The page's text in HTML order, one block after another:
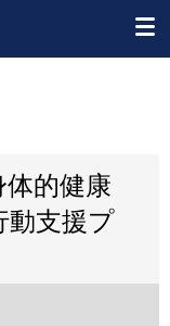
的健康
動支援プ